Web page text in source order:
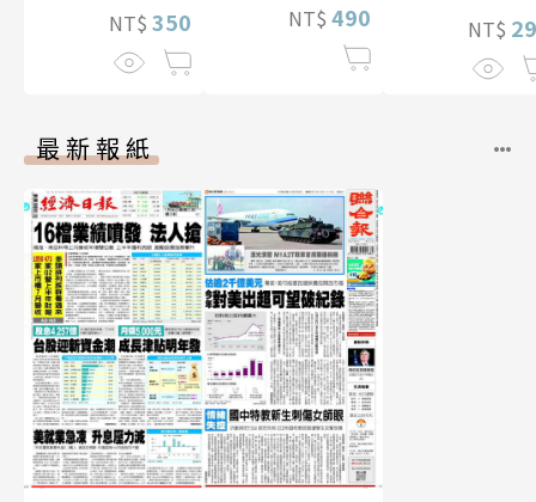
NT$ 350 NT$ 490 NT$
最新報紙